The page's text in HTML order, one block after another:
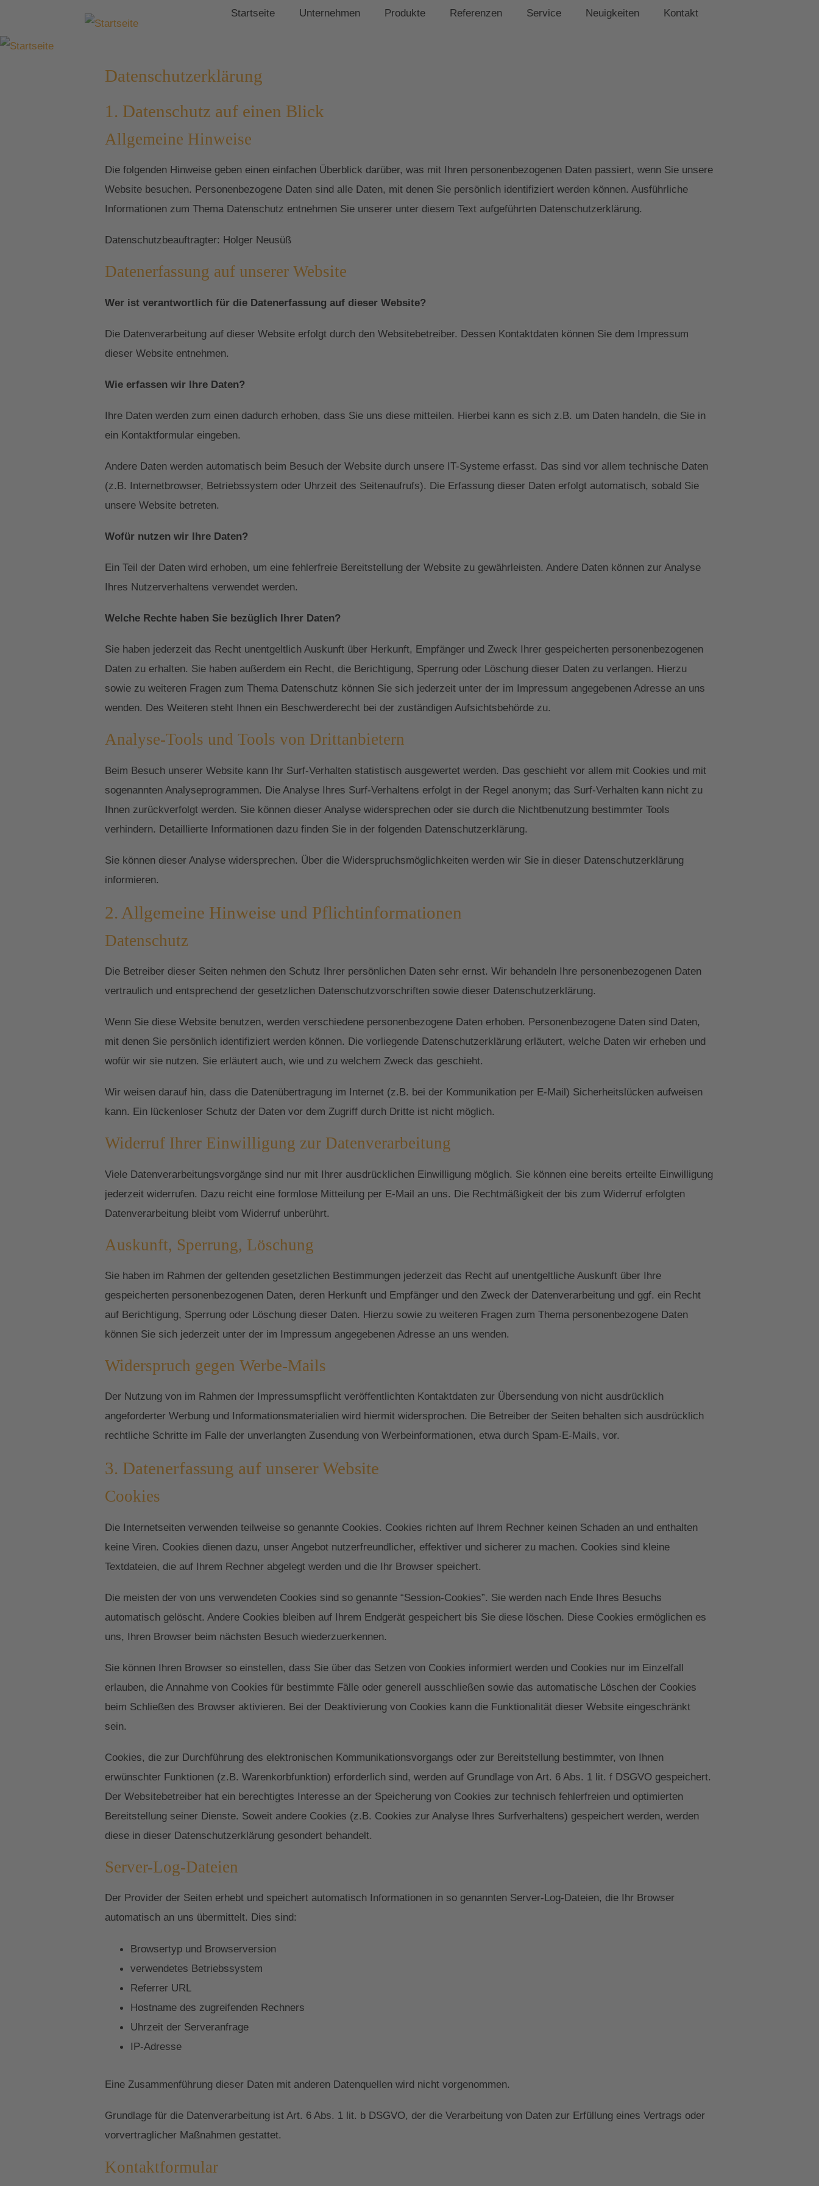
Startseite Unternehmen Produkte Referenzen Service Neuigkeiten Kontakt
Datenschutzerklärung
1. Datenschutz auf einen Blick
Allgemeine Hinweise
Die folgenden Hinweise geben einen einfachen Überblick darüber, was mit Ihren personenbezogenen Daten passiert, wenn Sie unsere
Website besuchen. Personenbezogene Daten sind alle Daten, mit denen Sie persönlich identifiziert werden können. Ausführliche
Informationen zum Thema Datenschutz entnehmen Sie unserer unter diesem Text aufgeführten Datenschutzerklärung.
Datenschutzbeauftragter: Holger Neusüß
Datenerfassung auf unserer Website
Wer ist verantwortlich für die Datenerfassung auf dieser Website?
Die Datenverarbeitung auf dieser Website erfolgt durch den Websitebetreiber. Dessen Kontaktdaten können Sie dem Impressum
dieser Website entnehmen.
Wie erfassen wir Ihre Daten?
Ihre Daten werden zum einen dadurch erhoben, dass Sie uns diese mitteilen. Hierbei kann es sich z.B. um Daten handeln, die Sie in
ein Kontaktformular eingeben.
Andere Daten werden automatisch beim Besuch der Website durch unsere IT-Systeme erfasst. Das sind vor allem technische Daten
(z.B. Internetbrowser, Betriebssystem oder Uhrzeit des Seitenaufrufs). Die Erfassung dieser Daten erfolgt automatisch, sobald Sie
unsere Website betreten.
Wofür nutzen wir Ihre Daten?
Ein Teil der Daten wird erhoben, um eine fehlerfreie Bereitstellung der Website zu gewährleisten. Andere Daten können zur Analyse
Ihres Nutzerverhaltens verwendet werden.
Welche Rechte haben Sie bezüglich Ihrer Daten?
Sie haben jederzeit das Recht unentgeltlich Auskunft über Herkunft, Empfänger und Zweck Ihrer gespeicherten personenbezogenen
Daten zu erhalten. Sie haben außerdem ein Recht, die Berichtigung, Sperrung oder Löschung dieser Daten zu verlangen. Hierzu
sowie zu weiteren Fragen zum Thema Datenschutz können Sie sich jederzeit unter der im Impressum angegebenen Adresse an uns
wenden. Des Weiteren steht Ihnen ein Beschwerderecht bei der zuständigen Aufsichtsbehörde zu.
Analyse-Tools und Tools von Drittanbietern
Beim Besuch unserer Website kann Ihr Surf-Verhalten statistisch ausgewertet werden. Das geschieht vor allem mit Cookies und mit
sogenannten Analyseprogrammen. Die Analyse Ihres Surf-Verhaltens erfolgt in der Regel anonym; das Surf-Verhalten kann nicht zu
Ihnen zurückverfolgt werden. Sie können dieser Analyse widersprechen oder sie durch die Nichtbenutzung bestimmter Tools
verhindern. Detaillierte Informationen dazu finden Sie in der folgenden Datenschutzerklärung.
Sie können dieser Analyse widersprechen. Über die Widerspruchsmöglichkeiten werden wir Sie in dieser Datenschutzerklärung
informieren.
2. Allgemeine Hinweise und Pflichtinformationen
Datenschutz
Die Betreiber dieser Seiten nehmen den Schutz Ihrer persönlichen Daten sehr ernst. Wir behandeln Ihre personenbezogenen Daten
vertraulich und entsprechend der gesetzlichen Datenschutzvorschriften sowie dieser Datenschutzerklärung.
Wenn Sie diese Website benutzen, werden verschiedene personenbezogene Daten erhoben. Personenbezogene Daten sind Daten,
mit denen Sie persönlich identifiziert werden können. Die vorliegende Datenschutzerklärung erläutert, welche Daten wir erheben und
wofür wir sie nutzen. Sie erläutert auch, wie und zu welchem Zweck das geschieht.
Wir weisen darauf hin, dass die Datenübertragung im Internet (z.B. bei der Kommunikation per E-Mail) Sicherheitslücken aufweisen
kann. Ein lückenloser Schutz der Daten vor dem Zugriff durch Dritte ist nicht möglich.
Widerruf Ihrer Einwilligung zur Datenverarbeitung
Viele Datenverarbeitungsvorgänge sind nur mit Ihrer ausdrücklichen Einwilligung möglich. Sie können eine bereits erteilte Einwilligung
jederzeit widerrufen. Dazu reicht eine formlose Mitteilung per E-Mail an uns. Die Rechtmäßigkeit der bis zum Widerruf erfolgten
Datenverarbeitung bleibt vom Widerruf unberührt.
Auskunft, Sperrung, Löschung
Sie haben im Rahmen der geltenden gesetzlichen Bestimmungen jederzeit das Recht auf unentgeltliche Auskunft über Ihre
gespeicherten personenbezogenen Daten, deren Herkunft und Empfänger und den Zweck der Datenverarbeitung und ggf. ein Recht
auf Berichtigung, Sperrung oder Löschung dieser Daten. Hierzu sowie zu weiteren Fragen zum Thema personenbezogene Daten
können Sie sich jederzeit unter der im Impressum angegebenen Adresse an uns wenden.
Widerspruch gegen Werbe-Mails
Der Nutzung von im Rahmen der Impressumspflicht veröffentlichten Kontaktdaten zur Übersendung von nicht ausdrücklich
angeforderter Werbung und Informationsmaterialien wird hiermit widersprochen. Die Betreiber der Seiten behalten sich ausdrücklich
rechtliche Schritte im Falle der unverlangten Zusendung von Werbeinformationen, etwa durch Spam-E-Mails, vor.
3. Datenerfassung auf unserer Website
Cookies
Die Internetseiten verwenden teilweise so genannte Cookies. Cookies richten auf Ihrem Rechner keinen Schaden an und enthalten
keine Viren. Cookies dienen dazu, unser Angebot nutzerfreundlicher, effektiver und sicherer zu machen. Cookies sind kleine
Textdateien, die auf Ihrem Rechner abgelegt werden und die Ihr Browser speichert.
Die meisten der von uns verwendeten Cookies sind so genannte “Session-Cookies”. Sie werden nach Ende Ihres Besuchs
automatisch gelöscht. Andere Cookies bleiben auf Ihrem Endgerät gespeichert bis Sie diese löschen. Diese Cookies ermöglichen es
uns, Ihren Browser beim nächsten Besuch wiederzuerkennen.
Sie können Ihren Browser so einstellen, dass Sie über das Setzen von Cookies informiert werden und Cookies nur im Einzelfall
erlauben, die Annahme von Cookies für bestimmte Fälle oder generell ausschließen sowie das automatische Löschen der Cookies
beim Schließen des Browser aktivieren. Bei der Deaktivierung von Cookies kann die Funktionalität dieser Website eingeschränkt
sein.
Cookies, die zur Durchführung des elektronischen Kommunikationsvorgangs oder zur Bereitstellung bestimmter, von Ihnen
erwünschter Funktionen (z.B. Warenkorbfunktion) erforderlich sind, werden auf Grundlage von Art. 6 Abs. 1 lit. f DSGVO gespeichert.
Der Websitebetreiber hat ein berechtigtes Interesse an der Speicherung von Cookies zur technisch fehlerfreien und optimierten
Bereitstellung seiner Dienste. Soweit andere Cookies (z.B. Cookies zur Analyse Ihres Surfverhaltens) gespeichert werden, werden
diese in dieser Datenschutzerklärung gesondert behandelt.
Server-Log-Dateien
Der Provider der Seiten erhebt und speichert automatisch Informationen in so genannten Server-Log-Dateien, die Ihr Browser
automatisch an uns übermittelt. Dies sind:
Browsertyp und Browserversion
verwendetes Betriebssystem
Referrer URL
Hostname des zugreifenden Rechners
Uhrzeit der Serveranfrage
IP-Adresse
Eine Zusammenführung dieser Daten mit anderen Datenquellen wird nicht vorgenommen.
Grundlage für die Datenverarbeitung ist Art. 6 Abs. 1 lit. b DSGVO, der die Verarbeitung von Daten zur Erfüllung eines Vertrags oder
vorvertraglicher Maßnahmen gestattet.
Kontaktformular